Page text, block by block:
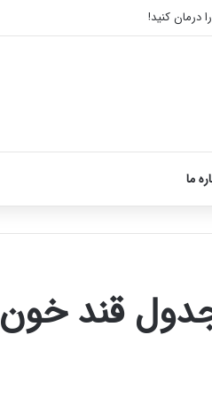
درمان کنید!
ما
قند خون
ماساژ
برای